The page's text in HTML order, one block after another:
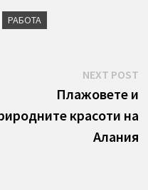
РАБОТА
NEXT POST
Плажовете и
красоти на
Алания